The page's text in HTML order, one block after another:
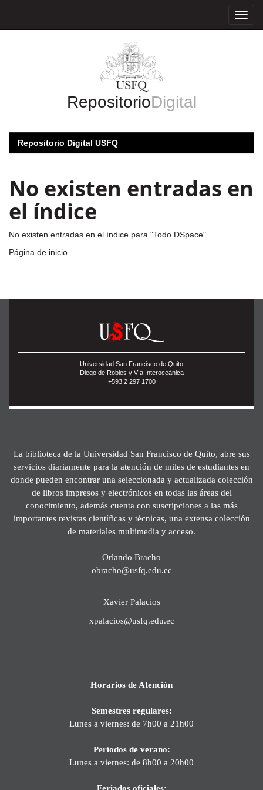
RepositorioDigital
Repositorio Digital USFQ
No existen entradas en
el índice
No existen entradas en el índice para "Todo DSpace".
Página de inicio
Universidad San Francisco de Quito
Diego de Robles y Vía Interoceánica
+593 2 297 1700
La biblioteca de la Universidad San Francisco de Quito, abre sus
servicios diariamente para la atención de miles de estudiantes en
donde pueden encontrar una seleccionada y actualizada colección
de libros impresos y electrónicos en todas las áreas del
conocimiento, además cuenta con suscripciones a las más
importantes revistas científicas y técnicas, una extensa colección
de materiales multimedia y acceso.
Orlando Bracho
obracho@usfq.edu.ec
Xavier Palacios
xpalacios@usfq.edu.ec
Horarios de Atención
Semestres regulares:
Lunes a viernes: de 7h00 a 21h00
Períodos de verano:
Lunes a viernes: de 8h00 a 20h00
Feriados oficiales: